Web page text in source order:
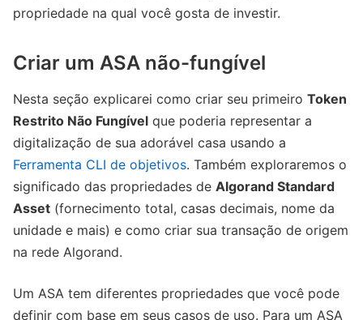
propriedade na qual você gosta de investir.
Criar um ASA não-fungível
Nesta seção explicarei como criar seu primeiro Token
Restrito Não Fungível que poderia representar a
digitalização de sua adorável casa usando a
Ferramenta CLI de objetivos. Também exploraremos o
significado das propriedades de Algorand Standard
Asset (fornecimento total, casas decimais, nome da
unidade e mais) e como criar sua transação de origem
na rede Algorand.
Um ASA tem diferentes propriedades que você pode
definir com base em seus casos de uso. Para um ASA